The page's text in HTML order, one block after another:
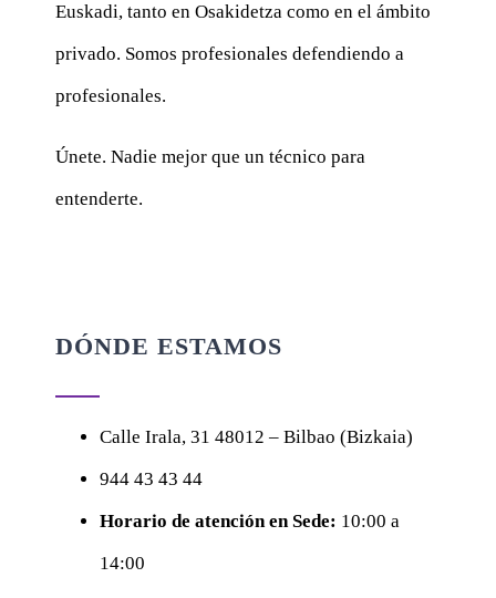
Euskadi, tanto en Osakidetza como en el ámbito
privado. Somos profesionales defendiendo a
profesionales.
Únete. Nadie mejor que un técnico para
entenderte.
DÓNDE ESTAMOS
Calle Irala, 31 48012 – Bilbao (Bizkaia)
944 43 43 44
Horario de atención en Sede: 10:00 a
14:00